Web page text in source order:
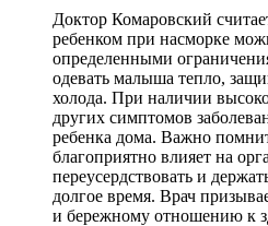
Доктор Комаровский
ребенком при насморке
определенными
одевать малыша тепло,
холода. При наличии
других симптомов
ребенка дома. Важно
благоприятно влияет на
переусердствовать и
долгое время. Врач
и бережному отношению к